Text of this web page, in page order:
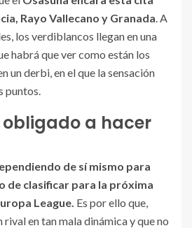
Rayo Vallecano y Granada. A
los verdiblancos llegan en una
habrá que ver como están los
un derbi, en el que la sensación
puntos.
obligado a hacer
de sí mismo para
de clasificar para la próxima
League. Es por ello que,
en tan mala dinámica y que no